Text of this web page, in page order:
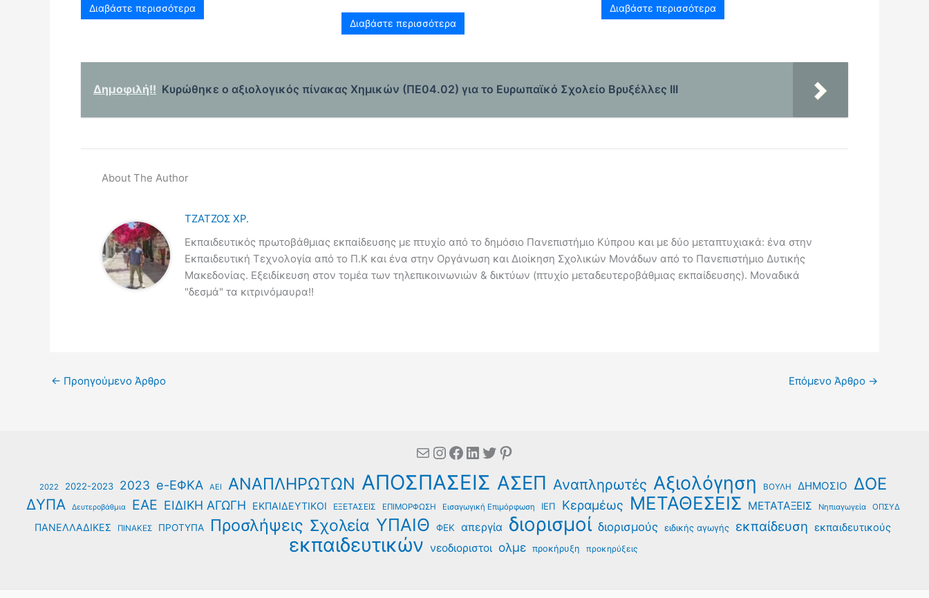
Διαβάστε περισσότερα
Διαβάστε περισσότερα
Διαβάστε περισσότερα
Δημοφιλή!! Κυρώθηκε ο αξιολογικός πίνακας Χημικών (ΠΕ04.02) για το Ευρωπαϊκό Σχολείο Βρυξέλλες ΙΙΙ
About The Author
ΤΖΑΤΖΟΣ ΧΡ.
Εκπαιδευτικός πρωτοβάθμιας εκπαίδευσης με πτυχίο από το δημόσιο Πανεπιστήμιο Κύπρου και με δύο μεταπτυχιακά: ένα στην
Εκπαιδευτική Τεχνολογία από το Π.Κ και ένα στην Οργάνωση και Διοίκηση Σχολικών Μονάδων από το Πανεπιστήμιο Δυτικής
Μακεδονίας. Εξειδίκευση στον τομέα των τηλεπικοινωνιών & δικτύων (πτυχίο μεταδευτεροβάθμιας εκπαίδευσης). Μοναδικά
"δεσμά" τα κιτρινόμαυρα!!
← Προηγούμενο Άρθρο Επόμενο Άρθρο →
MailInstagram
Facebook
Linkedin
Twitter
Pinterest
2022 2022-2023 2023 e-ΕΦΚΑ ΑΕΙ ΑΝΑΠΛΗΡΩΤΩΝ ΑΠΟΣΠΑΣΕΙΣ ΑΣΕΠ Αναπληρωτές Αξιολόγηση ΒΟΥΛΗ ΔΗΜΟΣΙΟ ΔΟΕ
ΔΥΠΑ Δευτεροβάθμια ΕΑΕ ΕΙΔΙΚΗ ΑΓΩΓΗ ΕΚΠΑΙΔΕΥΤΙΚΟΙ ΕΞΕΤΑΣΕΙΣ ΕΠΙΜΟΡΦΩΣΗ Εισαγωγική Επιμόρφωση ΙΕΠ Κεραμέως ΜΕΤΑΘΕΣΕΙΣ ΜΕΤΑΤΑΞΕΙΣ Νηπιαγωγεία ΟΠΣΥΔ
ΠΑΝΕΛΛΑΔΙΚΕΣ ΠΙΝΑΚΕΣ ΠΡΟΤΥΠΑ Προσλήψεις Σχολεία ΥΠΑΙΘ ΦΕΚ απεργία διορισμοί διορισμούς ειδικής αγωγής εκπαίδευση εκπαιδευτικούς
εκπαιδευτικών νεοδιοριστοι ολμε προκήρυξη προκηρύξεις